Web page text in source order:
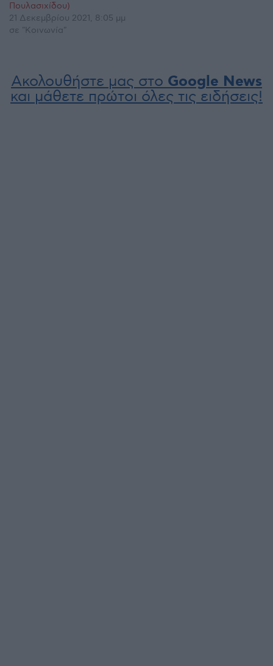
Πουλασιχίδου)
21 Δεκεμβρίου 2021, 8:05 μμ
σε "Κοινωνία"
Ακολουθήστε μας στο Google News
και μάθετε πρώτοι όλες τις ειδήσεις!